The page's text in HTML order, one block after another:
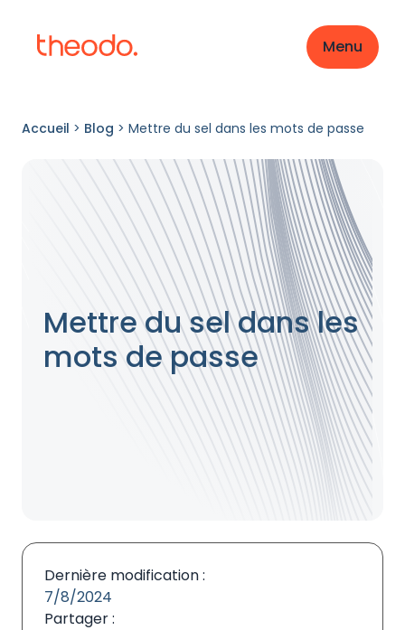
Menu
Accueil > Blog > Mettre du sel dans les mots de passe
Mettre du sel dans les
mots de passe
Dernière modification :
7/8/2024
Partager :